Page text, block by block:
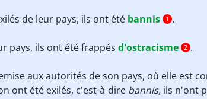
de leur pays, ils ont été bannis 1 .
pays, ils ont été frappés d'ostracisme 2 .
aux autorités de son pays, où elle est
ont été exilés, c'est-à-dire bannis, ils n'ont